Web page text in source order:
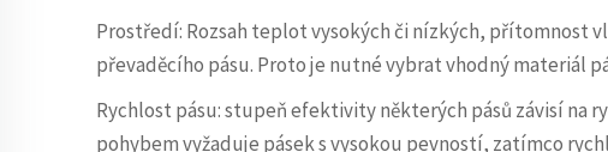
Prostředí: Rozsah teplot vysokých či nízkých, přítomnost
převaděcího pásu. Proto je nutné vybrat vhodný materiál
Rychlost pásu: stupeň efektivity některých pásů závisí na
pohybem vyžaduje pásek s vysokou pevností, zatímco